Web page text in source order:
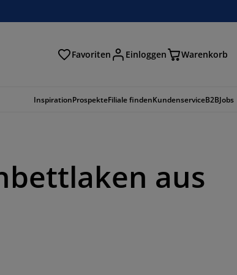
Favoriten Einloggen Warenkorb
InspirationProspekteFiliale findenKundenserviceB2BJobs
aus